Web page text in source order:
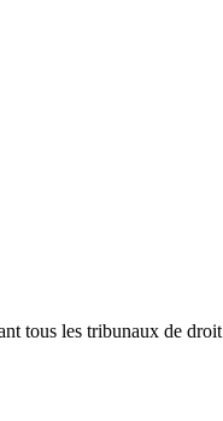
tous les tribunaux de